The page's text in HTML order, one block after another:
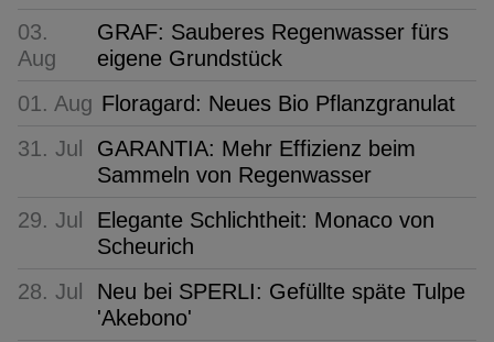
03.
Aug
GRAF: Sauberes Regenwasser fürs
eigene Grundstück
01. Aug Floragard: Neues Bio Pflanzgranulat
31. Jul
GARANTIA: Mehr Effizienz beim
Sammeln von Regenwasser
29. Jul
Elegante Schlichtheit: Monaco von
Scheurich
28. Jul
Neu bei SPERLI: Gefüllte späte Tulpe
'Akebono'